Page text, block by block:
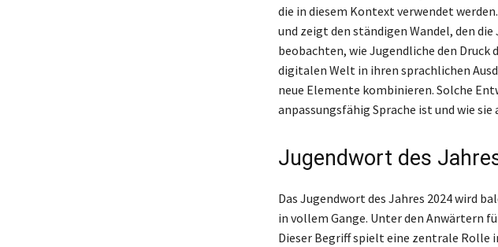
die in diesem Kontext verwendet
und zeigt den ständigen Wandel, den
beobachten, wie Jugendliche den
digitalen Welt in ihren sprachlichen
neue Elemente kombinieren. Solche
anpassungsfähig Sprache ist und wie
Jugendwort des
Das Jugendwort des Jahres 2024 wird
in vollem Gange. Unter den Anwärtern
Dieser Begriff spielt eine zentrale